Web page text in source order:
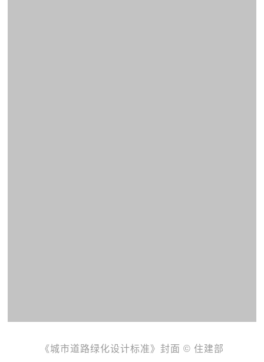
《城市道路绿化设计标准》封面 © 住建部